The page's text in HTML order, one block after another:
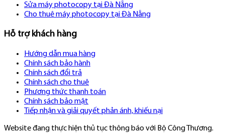
Sửa máy photocopy tại Đà Nẵng
Cho thuê máy photocopy tại Đà Nẵng
Hỗ trợ khách hàng
Hướng dẫn mua hàng
Chính sách bảo hành
Chính sách đổi trả
Chính sách cho thuê
Phương thức thanh toán
Chính sách bảo mật
Tiếp nhận và giải quyết phản ánh, khiếu nại
Website đang thực hiện thủ tục thông báo với Bộ Công Thương.